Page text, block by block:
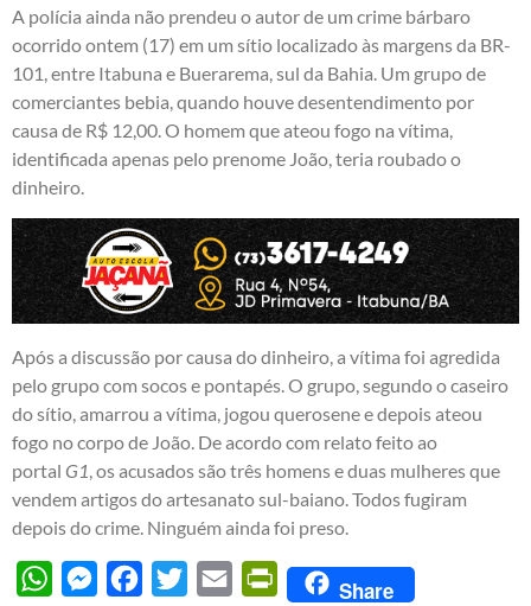
A polícia ainda não prendeu o autor de um crime bárbaro
ocorrido ontem (17) em um sítio localizado às margens da BR-
101, entre Itabuna e Buerarema, sul da Bahia. Um grupo de
comerciantes bebia, quando houve desentendimento por
causa de R$ 12,00. O homem que ateou fogo na vítima,
identificada apenas pelo prenome João, teria roubado o
dinheiro.
Após a discussão por causa do dinheiro, a vítima foi agredida
pelo grupo com socos e pontapés. O grupo, segundo o caseiro
do sítio, amarrou a vítima, jogou querosene e depois ateou
fogo no corpo de João. De acordo com relato feito ao
portal G1, os acusados são três homens e duas mulheres que
vendem artigos do artesanato sul-baiano. Todos fugiram
depois do crime. Ninguém ainda foi preso.
WhatsAppMessengerFacebook
Twitter Email PrintFriendly
Share